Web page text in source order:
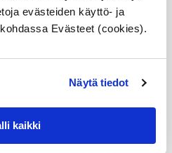
evästeiden käyttö- ja
Evästeet (cookies).
Näytä tiedot
kaikki
07119986250 BMW
kuula (5MM III), katso
OE
BMW kuula (5MM
Alkuperäinen BMW osa